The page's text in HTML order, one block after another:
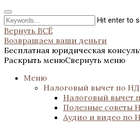
Hit enter to
Вернуть ВСЁ
Возвращаем ваши деньги
Бесплатная юридическая
Раскрыть менюСвернуть меню
Меню
Налоговый вычет по
Налоговый вычет
Полезные советы
Аудио и видео по